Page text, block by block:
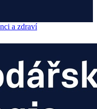
a zdraví